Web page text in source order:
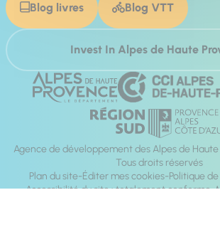
Blog livres Blog VTT
Invest In Alpes de Haute
Agence de développement des Alpes de
Tous droits réservés
Plan du site Éditer mes cookies Politique
Accessibilité du site : totalement conforme